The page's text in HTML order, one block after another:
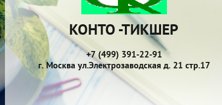
+7 (499) 391-22-91
г. Москва ул.Электрозаводская д. 21 стр.17